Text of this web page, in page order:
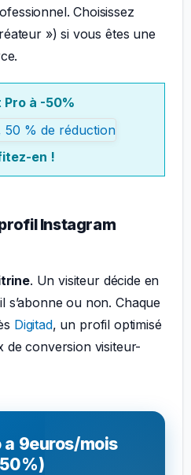
Choisissez
») si vous êtes une
Pro à -50%
en !
Instagram
. Un visiteur décide en
s’abonne ou non. Chaque
Digitad, un profil optimisé
de conversion visiteur-
a 9euros/mois